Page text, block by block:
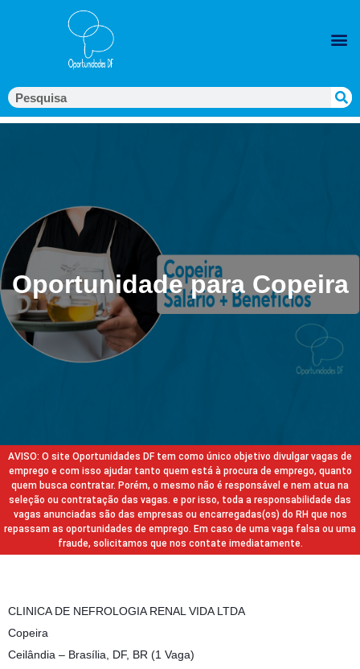
Oportunidade para Copeira
AVISO: O site Oportunidades DF tem como único objetivo divulgar vagas de
emprego e com isso ajudar tanto quem está à procura de emprego, quanto
quem busca contratar. Porém, o mesmo não é responsável e nem atua na
seleção ou contratação das vagas. e por isso, toda a responsabilidade das
vagas anunciadas são das empresas ou encarregadas(os) do RH que nos
repassam as oportunidades de emprego. Em caso de uma vaga falsa ou uma
fraude, solicitamos que nos contate imediatamente.
CLINICA DE NEFROLOGIA RENAL VIDA LTDA
Copeira
Ceilândia – Brasília, DF, BR (1 Vaga)